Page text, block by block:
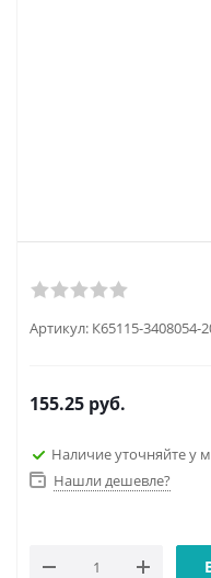
Артикул: К65115-3408054-
155.25 руб.
Наличие уточняйте у
Нашли дешевле?